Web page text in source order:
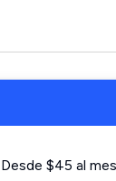
Desde $45 al